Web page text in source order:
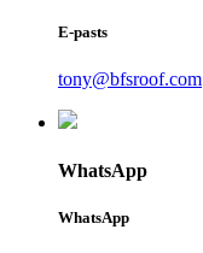
E-pasts
tony@bfsroof.com
WhatsApp
WhatsApp